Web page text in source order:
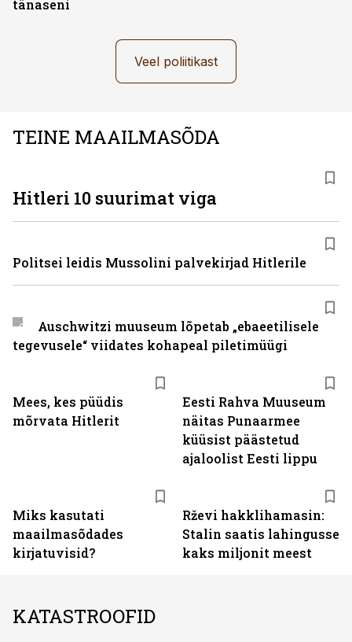
tänaseni
Veel poliitikast
TEINE MAAILMASÕDA
Mees, kes püüdis
mõrvata Hitlerit
Eesti Rahva Muuseum
näitas Punaarmee
küüsist päästetud
ajaloolist Eesti lippu
Miks kasutati
maailmasõdades
kirjatuvisid?
Rževi hakklihamasin:
Stalin saatis lahingusse
kaks miljonit meest
Hitleri 10 suurimat viga
Politsei leidis Mussolini palvekirjad Hitlerile
Auschwitzi muuseum lõpetab „ebaeetilisele
tegevusele“ viidates kohapeal piletimüügi
KATASTROOFID